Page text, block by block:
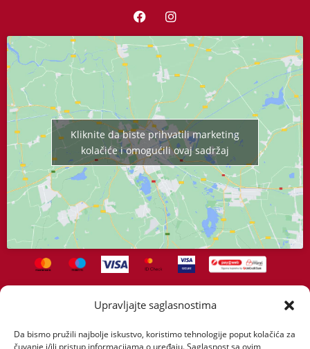
Upravljajte saglasnostima
Da bismo pružili najbolje iskustvo, koristimo tehnologije poput kolačića za
čuvanje i/ili pristup informacijama o uređaju. Saglasnost sa ovim
Kliknite da biste prihvatili marketing
kolačiće i omogućili ovaj sadržaj
O nama Proizvodi Servis
Politika privatnosti Novosti Kontakt